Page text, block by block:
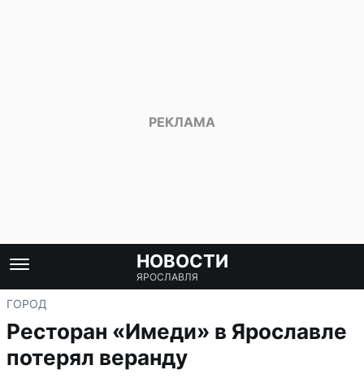
НОВОСТИ
ЯРОСЛАВЛЯ
ГОРОД
Ресторан «Имеди» в Ярославле
потерял веранду